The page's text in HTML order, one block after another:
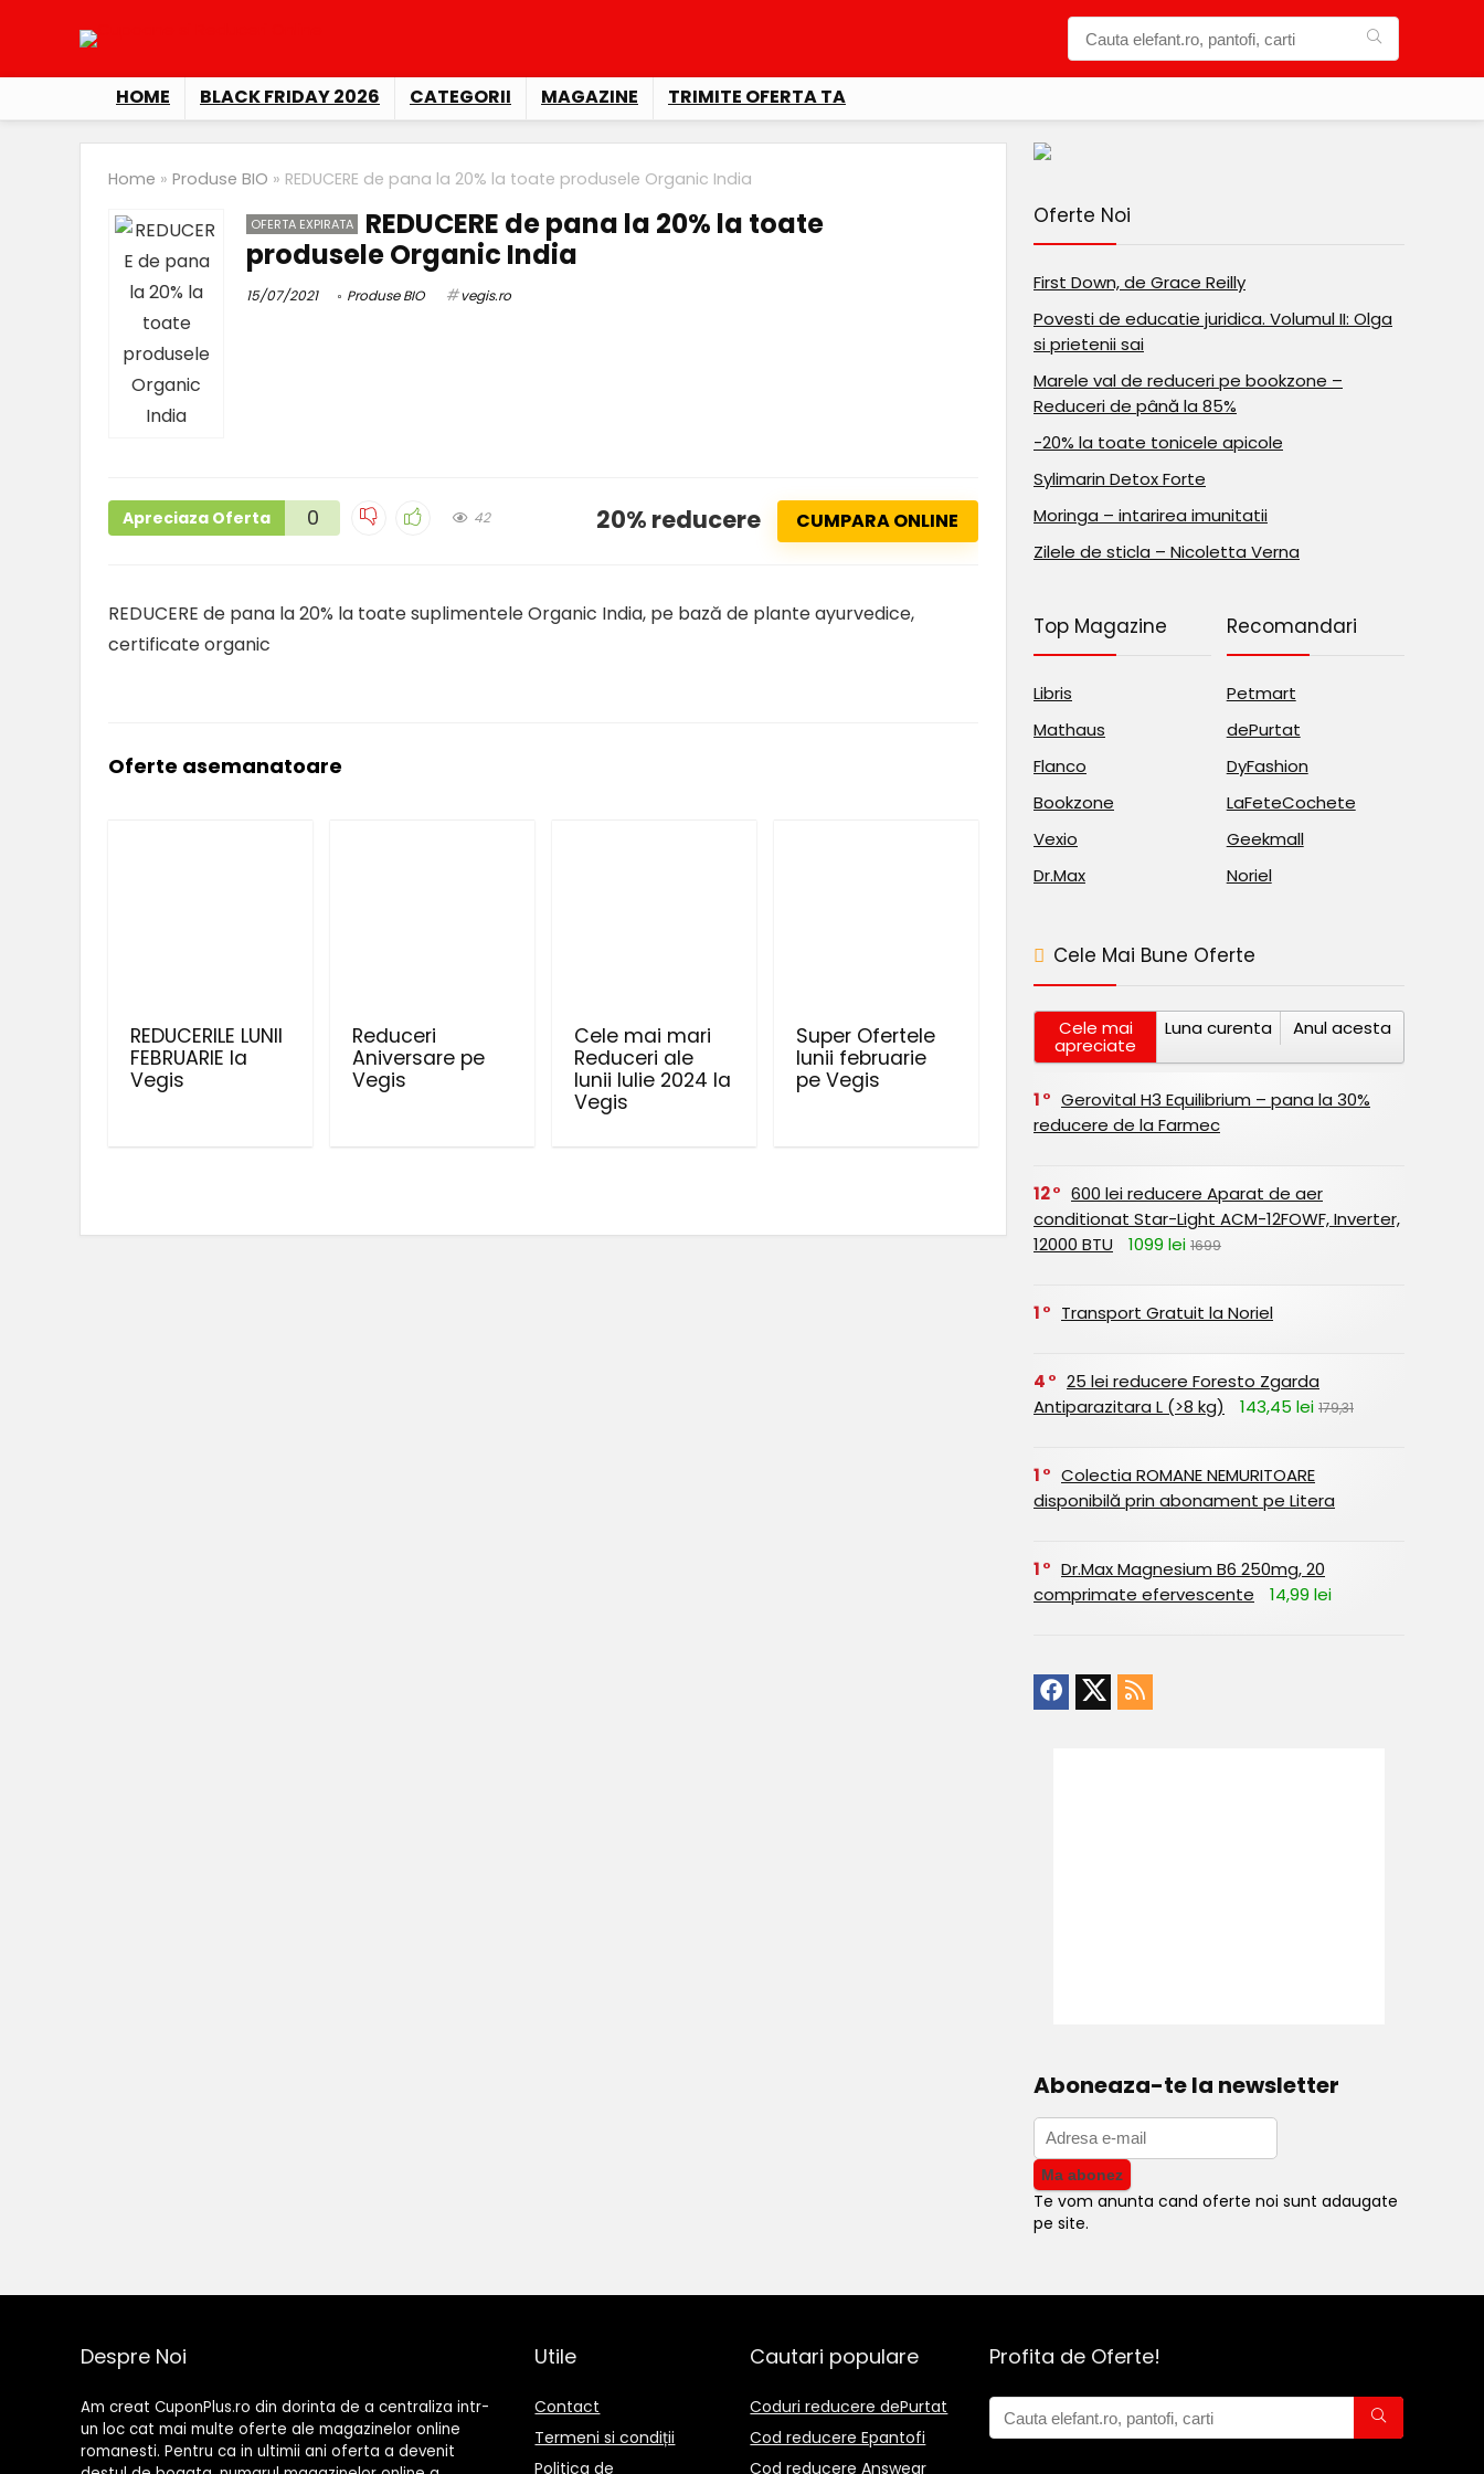
HOME BLACK FRIDAY 2026 CATEGORII MAGAZINE TRIMITE OFERTA TA
Home » Produse BIO » REDUCERE de pana la 20% la toate produsele Organic India
OFERTA EXPIRATA
REDUCERE de pana la 20% la toate
produsele Organic India
15/07/2021 Produse BIO vegis.ro
Apreciaza Oferta 0 42 20% reducere CUMPARA ONLINE
REDUCERE de pana la 20% la toate suplimentele Organic India, pe bază de plante ayurvedice,
certificate organic
Oferte asemanatoare
REDUCERILE LUNII
FEBRUARIE la
Vegis
Reduceri
Aniversare pe
Vegis
Cele mai mari
Reduceri ale
lunii Iulie 2024 la
Vegis
Super Ofertele
lunii februarie
pe Vegis
Oferte Noi
First Down, de Grace Reilly
Povesti de educatie juridica. Volumul II: Olga
si prietenii sai
Marele val de reduceri pe bookzone –
Reduceri de până la 85%
-20% la toate tonicele apicole
Sylimarin Detox Forte
Moringa – intarirea imunitatii
Zilele de sticla – Nicoletta Verna
Top Magazine
Libris
Mathaus
Flanco
Bookzone
Vexio
Dr.Max
Recomandari
Petmart
dePurtat
DyFashion
LaFeteCochete
Geekmall
Noriel
Cele Mai Bune Oferte
Cele mai
apreciate
Luna curenta Anul acesta
1
Gerovital H3 Equilibrium – pana la 30%
reducere de la Farmec
12
600 lei reducere Aparat de aer
conditionat Star-Light ACM-12FOWF, Inverter,
12000 BTU
1099 lei 1699
1 Transport Gratuit la Noriel
4
25 lei reducere Foresto Zgarda
Antiparazitara L (>8 kg)
143,45 lei 179,31
1
Colectia ROMANE NEMURITOARE
disponibilă prin abonament pe Litera
1
Dr.Max Magnesium B6 250mg, 20
comprimate efervescente
14,99 lei
Aboneaza-te la newsletter
Te vom anunta cand oferte noi sunt adaugate
pe site.
Despre Noi
Am creat CuponPlus.ro din dorinta de a centraliza intr-
un loc cat mai multe oferte ale magazinelor online
romanesti. Pentru ca in ultimii ani oferta a devenit
Utile
Contact
Termeni si condiții
Politica de
Cautari populare
Coduri reducere dePurtat
Cod reducere Epantofi
Cod reducere Answear
Profita de Oferte!